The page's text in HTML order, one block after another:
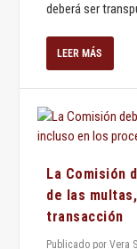
deberá ser
LEER MÁS
La Comisión
de las
transacción
Publicado porVera